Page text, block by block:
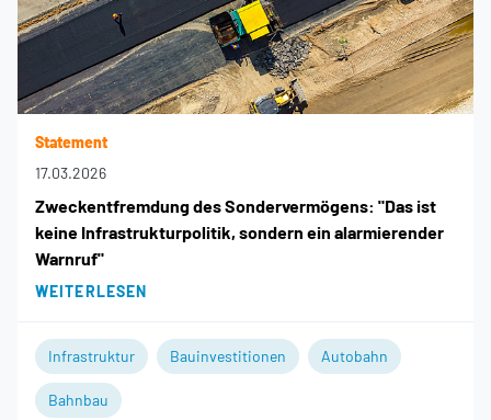
Statement
17.03.2026
Zweckentfremdung des Sondervermögens: "Das ist
keine Infrastrukturpolitik, sondern ein alarmierender
Warnruf"
WEITERLESEN
Infrastruktur Bauinvestitionen Autobahn
Bahnbau